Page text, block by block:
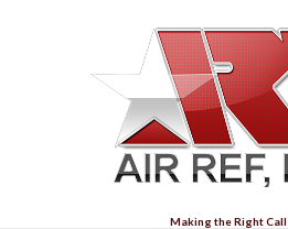
Making the Right